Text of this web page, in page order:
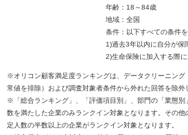
年齢：18～84歳
地域：全国
条件：以下すべての条件
1)過去3年以内に自分が保
2)生命保険に加入する際
※オリコン顧客満足度ランキングは、データクリーニング
常値を排除）および調査対象者条件から外れた回答を除外
※「総合ランキング」、「評価項目別」、部門の「業態別
数を満たした企業のみランクイン対象となります。その
定人数の半数以上の企業がランクイン対象となります。